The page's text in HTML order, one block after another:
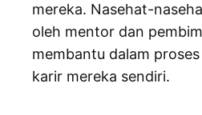
mereka. Nasehat-
oleh mentor dan
membantu dalam
karir mereka sendiri.